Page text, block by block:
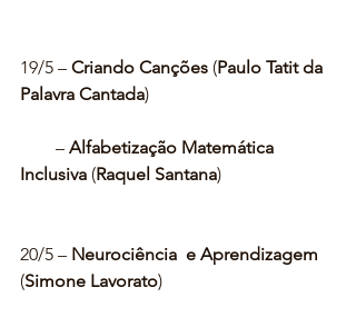
19/5 – Criando Canções (Paulo Tatit da
Palavra Cantada)
        –
Alfabetização Matemática
Inclusiva (Raquel Santana)
20/5 – Neurociência  e Aprendizagem
(Simone Lavorato)